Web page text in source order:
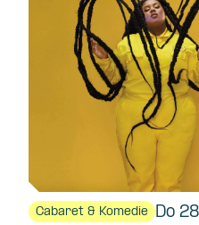
Cabaret & Komedie Do